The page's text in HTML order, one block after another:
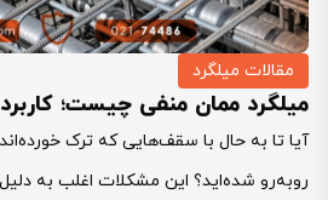
مقالات میلگرد
میلگرد ممان منفی چیست؛
آیا تا به حال با سقف‌هایی که ترک
روبه‌رو شده‌اید؟ این مشکلات اغلب به